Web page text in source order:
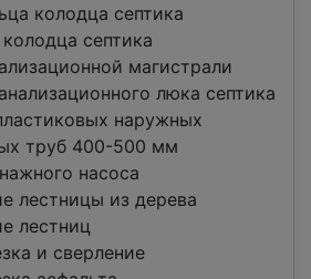
колодца септика
септика
магистрали
люка септика
наружных
труб 400-500 мм
насоса
лестницы из дерева
лестниц
и сверление